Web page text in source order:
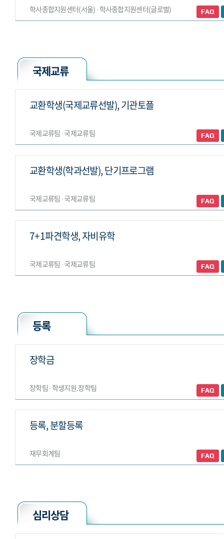
학사종합지원센터(서울) ∙ 학사종합지원센터(글로벌)
국제교류
국제교류팀 ∙ 국제교류팀
교환학생(국제교류선발), 기관토플
국제교류팀 ∙ 국제교류팀
교환학생(학과선발), 단기프로그램
국제교류팀 ∙ 국제교류팀
7+1파견학생, 자비유학
등록
장학팀 ∙ 학생지원.장학팀
장학금
재무회계팀
등록, 분할등록
심리상담